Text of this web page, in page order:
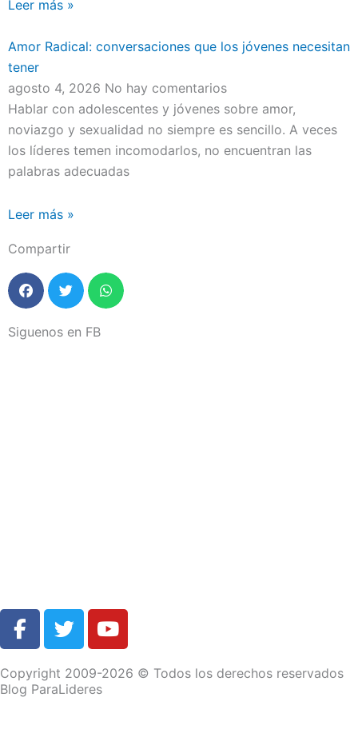
Leer más »
Amor Radical: conversaciones que los jóvenes necesitan
tener
agosto 4, 2026 No hay comentarios
Hablar con adolescentes y jóvenes sobre amor,
noviazgo y sexualidad no siempre es sencillo. A veces
los líderes temen incomodarlos, no encuentran las
palabras adecuadas
Leer más »
Compartir
Siguenos en FB
F
a
e
b
T
w
t
t
Y
o
t
Copyright 2009-2026 © Todos los derechos reservados
Blog ParaLideres